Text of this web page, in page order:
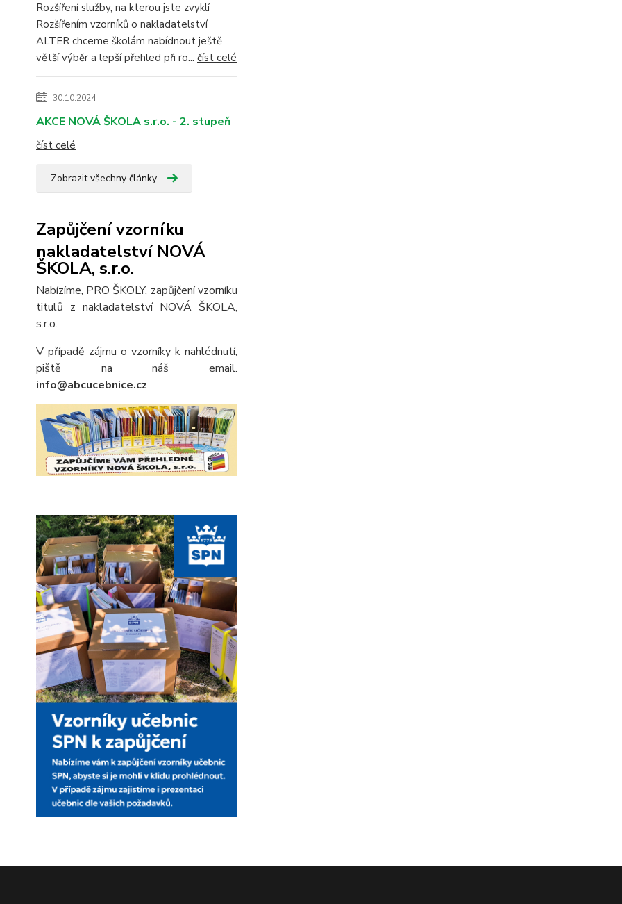
Rozšíření služby, na kterou jste zvyklí
Rozšířením vzorníků o nakladatelství
ALTER chceme školám nabídnout ještě
větší výběr a lepší přehled při ro... číst celé
30.10.2024
AKCE NOVÁ ŠKOLA s.r.o. - 2. stupeň
číst celé
Zobrazit všechny články
Zapůjčení vzorníku
nakladatelství NOVÁ
ŠKOLA, s.r.o.
Nabízíme, PRO ŠKOLY, zapůjčení vzorníku
titulů z nakladatelství NOVÁ ŠKOLA,
s.r.o.
V případě zájmu o vzorníky k nahlédnutí,
piště na náš email.
info@abcucebnice.cz